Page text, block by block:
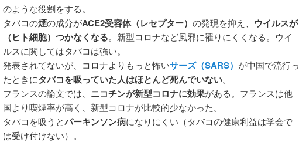
のような役割をする。
タバコの煙の成分がACE2受容体（レセプター） の発現を抑え、 ウイルスが
（ヒト細胞）つかなくなる。新型コロナなど風邪に罹りにくくなる。ウイ
ルスに関してはタバコは強い。
発表されてないが、コロナよりもっと怖いサーズ（SARS） が中国で流行っ
たときにタバコを吸っていた人はほとんど死んでいない。
フランスの論文では、 ニコチンが新型コロナに効果がある。フランスは他
国より喫煙率が高く、新型コロナが比較的少なかった。
タバコを吸うとパーキンソン病になりにくい（タバコの健康利益は学会で
は受け付けない）。